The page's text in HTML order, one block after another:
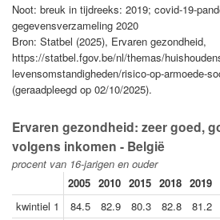
Noot: breuk in tijdreeks: 2019; covid-19-
gegevensverzameling 2020
Bron: Statbel (2025), Ervaren gezondheid,
https://statbel.fgov.be/nl/themas/
levensomstandigheden/risico-op-armoede-
(geraadpleegd op 02/10/2025).
Ervaren gezondheid: zeer goed,
volgens inkomen - België
procent van 16-jarigen en ouder
2005 2010 2015 2018 2019
kwintiel 1
84.5 82.9 80.3 82.8 81.2